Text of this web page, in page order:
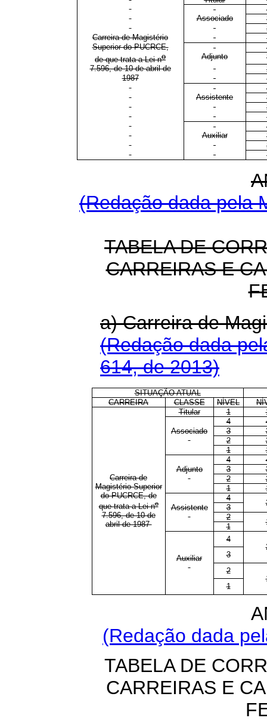
Associado
Carreira de Magistério
Superior do PUCRCE,
de que trata a Lei no Adjunto
7.596, de 10 de abril de
1987
Assistente
Auxiliar
(Redação dada pela
TABELA DE
CARREIRAS E
a) Carreira de
(Redação dada
614, de 2013)
SITUAÇÃO ATUAL
CARREIRA
CLASSE NÍVEL
Carreira de
Magistério Superior
do PUCRCE, de
que trata a Lei no
7.596, de 10 de
abril de 1987
Titular 1
Associado
4
3
2
1
Adjunto
4
3
2
1
Assistente
4
3
2
1
Auxiliar
4
3
2
1
(Redação dada
TABELA DE
CARREIRAS E